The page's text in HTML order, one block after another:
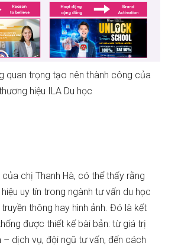
quan trọng tạo nên thành công của
hiệu ILA Du học
chị Thanh Hà, có thể thấy rằng
uy tín trong ngành tư vấn du học
thông hay hình ảnh. Đó là kết
được thiết kế bài bản: từ giá trị
dịch vụ, đội ngũ tư vấn, đến cách